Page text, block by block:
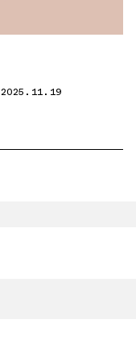
2025.11.19